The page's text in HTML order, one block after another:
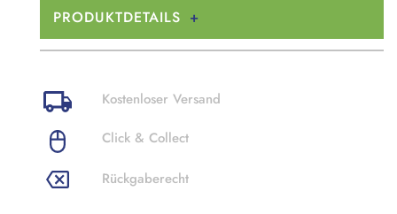
PRODUKTDETAILS
Kostenloser Versand
Click & Collect
Rückgaberecht